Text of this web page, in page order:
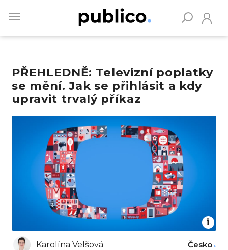
main
PŘEHLEDNĚ: Televizní poplatky
se mění. Jak se přihlásit a kdy
upravit trvalý příkaz
Obrázek
Karolína Velšová Česko
Vyhledávejte na Publiku